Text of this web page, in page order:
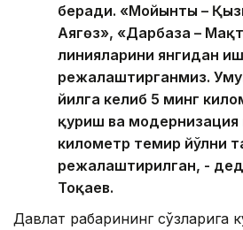
беради. «Мойынты –
Аягөз», «Дарбаза –
линияларини янгидан
режалаштирганмиз.
йилга келиб 5 минг
қуриш ва модернизация
километр темир йўлни
режалаштирилган, -
Тоқаев.
Давлат раҳбарининг сўзларига